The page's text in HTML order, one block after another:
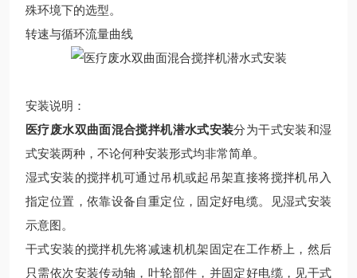
殊环境下的选型。
转速与循环流量曲线
安装说明：
医疗废水双曲面混合搅拌机潜水式安装分为干式安装和湿
式安装两种，不论何种安装形式均非常简单。
湿式安装的搅拌机可通过吊机或起吊架直接将搅拌机吊入
指定位置，依靠设备自重定位，固定好电缆。见湿式安装
示意图。
干式安装的搅拌机先将减速机机架固定在工作桥上，然后
只需依次安装传动轴，叶轮部件，并固定好电缆，见干式